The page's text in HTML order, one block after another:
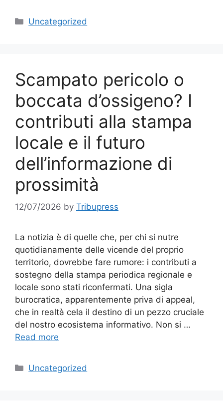
Categories
Uncategorized
Scampato pericolo o
boccata d’ossigeno? I
contributi alla stampa
locale e il futuro
dell’informazione di
prossimità
12/07/2026 by Tribupress
La notizia è di quelle che, per chi si nutre
quotidianamente delle vicende del proprio
territorio, dovrebbe fare rumore: i contributi a
sostegno della stampa periodica regionale e
locale sono stati riconfermati. Una sigla
burocratica, apparentemente priva di appeal,
che in realtà cela il destino di un pezzo cruciale
del nostro ecosistema informativo. Non si …
Read more
Categories
Uncategorized